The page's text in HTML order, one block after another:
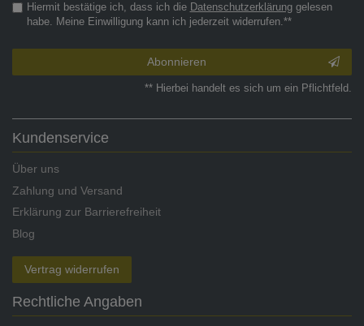
Hiermit bestätige ich, dass ich die Daten­schutz­erklärunggelesen
habe. Meine Einwilligung kann ich jederzeit widerrufen.**
Abonnieren
** Hierbei handelt es sich um ein Pflichtfeld.
Kundenservice
Über uns
Zahlung und Versand
Erklärung zur Barrierefreiheit
Blog
Vertrag widerrufen
Rechtliche Angaben